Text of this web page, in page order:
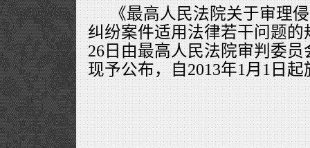
《最高人民法院关于审理
纠纷案件适用法律若干问题的
26日由最高人民法院审判委员
现予公布，自2013年1月1日起